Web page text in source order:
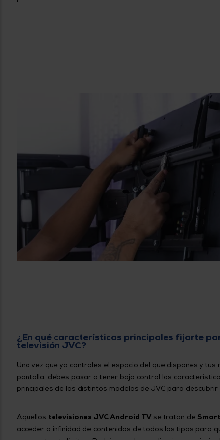
¿En qué características principales fijarte
televisión JVC?
Una vez que ya controles el espacio del que dispones y
pantalla, debes pasar a tener bajo control las
principales de los distintos modelos de JVC para
Aquellos televisiones JVC Android TVse tratan de
acceder a infinidad de contenidos de todos los tipos para